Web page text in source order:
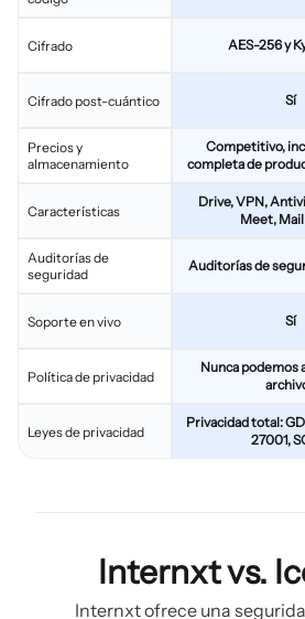
Cifrado
Cifrado post-cuántico
Precios y
almacenamiento
Características
Auditorías de
seguridad
Soporte en vivo
Política de privacidad
Leyes de privacidad
AES-256 y
Sí
Competitivo,
completa de
Drive, VPN,
Meet, Mail
Auditorías de
Sí
Nunca podemos
Privacidad total:
27001,
Internxt vs.
Internxt ofrece una